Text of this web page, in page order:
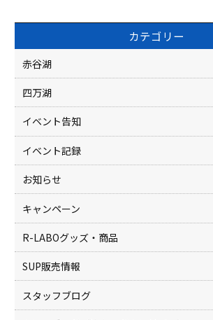
カテゴリー
赤谷湖
四万湖
イベント告知
イベント記録
お知らせ
キャンペーン
R-LABOグッズ・商品
SUP販売情報
スタッフブログ